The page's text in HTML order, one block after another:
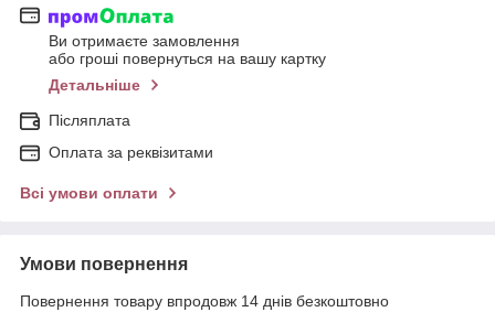
Ви отримаєте замовлення
або гроші повернуться на вашу картку
Детальніше
Післяплата
Оплата за реквізитами
Всі умови оплати
Умови повернення
Повернення товару впродовж 14 днів безкоштовно